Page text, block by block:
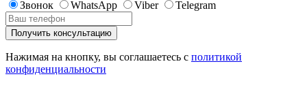
Звонок WhatsApp Viber Telegram
Нажимая на кнопку, вы соглашаетесь с политикой
конфиденциальности